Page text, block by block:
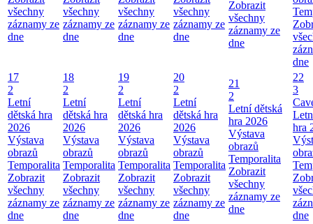
všechny
záznamy ze
dne
všechny
záznamy ze
dne
všechny
záznamy ze
dne
všechny
záznamy ze
dne
Zobrazit
všechny
záznamy ze
dne
dne
17
2
Letní
dětská hra
2026
Výstava
obrazů
Temporalita
Zobrazit
všechny
záznamy ze
dne
18
2
Letní
dětská hra
2026
Výstava
obrazů
Temporalita
Zobrazit
všechny
záznamy ze
dne
19
2
Letní
dětská hra
2026
Výstava
obrazů
Temporalita
Zobrazit
všechny
záznamy ze
dne
20
2
Letní
dětská hra
2026
Výstava
obrazů
Temporalita
Zobrazit
všechny
záznamy ze
dne
21
2
Letní dětská
hra 2026
Výstava
obrazů
Temporalita
Zobrazit
všechny
záznamy ze
dne
22
3
hra
dne